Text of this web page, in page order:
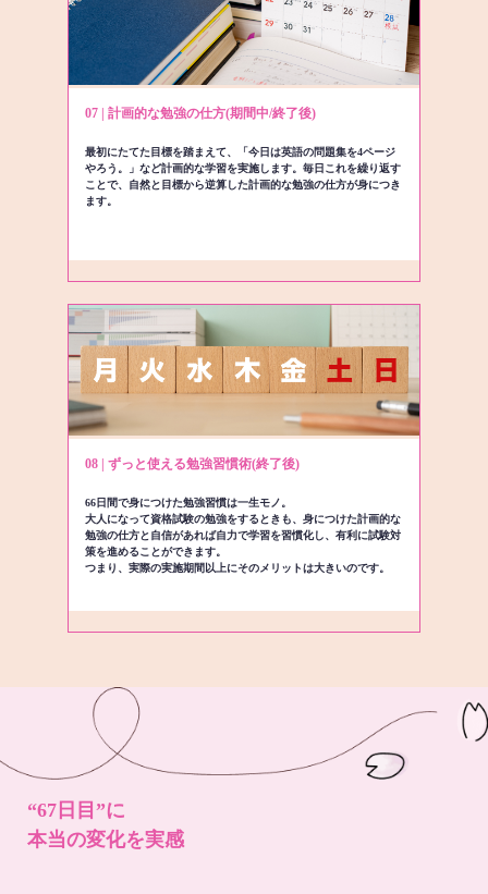
07 | 計画的な勉強の仕方(期間中/終了後)
最初にたてた目標を踏まえて、「今日は英語の問題集を4ページ
やろう。」など計画的な学習を実施します。毎日これを繰り返す
ことで、自然と目標から逆算した計画的な勉強の仕方が身につき
ます。
08 | ずっと使える勉強習慣術(終了後)
66日間で身につけた勉強習慣は一生モノ。
大人になって資格試験の勉強をするときも、身につけた計画的な
勉強の仕方と自信があれば自力で学習を習慣化し、有利に試験対
策を進めることができます。
つまり、実際の実施期間以上にそのメリットは大きいのです。
“67日目”に
本当の変化を実感